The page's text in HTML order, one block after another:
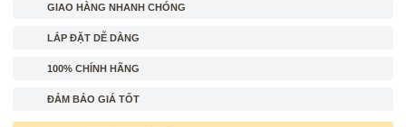
GIAO HÀNG NHANH CHÓNG
LẮP ĐẶT DỄ DÀNG
100% CHÍNH HÃNG
ĐẢM BẢO GIÁ TỐT